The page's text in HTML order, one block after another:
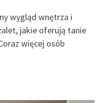
wygląd wnętrza i
jakie oferują tanie
więcej osób